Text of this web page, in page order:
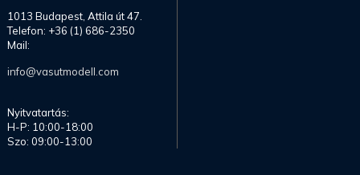
1013 Budapest, Attila út 47.
Telefon: +36 (1) 686-2350
Mail:
info@vasutmodell.com
Nyitvatartás:
H-P: 10:00-18:00
Szo: 09:00-13:00